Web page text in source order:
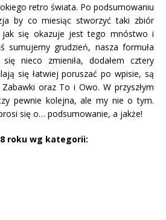
retro świata. Po podsumowaniu
by co miesiąc stworzyć taki zbiór
jak się okazuje jest tego mnóstwo i
sumujemy grudzień, nasza formuła
nieco zmieniła, dodałem cztery
się łatwiej poruszać po wpisie, są
oraz To i Owo. W przyszłym
pewnie kolejna, ale my nie o tym.
się o… podsumowanie, a jakże!
roku wg kategorii: